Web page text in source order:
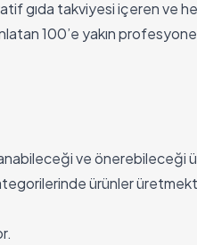
gıda takviyesi içeren ve
100’e yakın
ve önerebileceği
ürünler